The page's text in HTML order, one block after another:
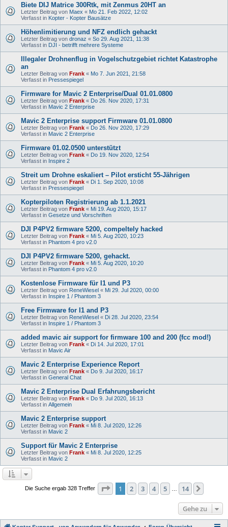
Biete DIJ Matrice 300Rtk, mit Zenmus 20HT an
Letzter Beitrag von Maex « Mo 21. Feb 2022, 12:02
Verfasst in Kopter - Kopter Bausätze
Höhenlimitierung und NFZ endlich gehackt
Letzter Beitrag von dronaz « So 29. Aug 2021, 11:38
Verfasst in DJI - betrifft mehrere Systeme
Illegaler Drohnenflug in Vogelschutzgebiet richtet Katastrophe
an
Letzter Beitrag von Frank « Mo 7. Jun 2021, 21:58
Verfasst in Pressespiegel
Firmware for Mavic 2 Enterprise/Dual 01.01.0800
Letzter Beitrag von Frank « Do 26. Nov 2020, 17:31
Verfasst in Mavic 2 Enterprise
Mavic 2 Enterprise support Firmware 01.01.0800
Letzter Beitrag von Frank « Do 26. Nov 2020, 17:29
Verfasst in Mavic 2 Enterprise
Firmware 01.02.0500 unterstützt
Letzter Beitrag von Frank « Do 19. Nov 2020, 12:54
Verfasst in Inspire 2
Streit um Drohne eskaliert – Pilot ersticht 55-Jährigen
Letzter Beitrag von Frank « Di 1. Sep 2020, 10:08
Verfasst in Pressespiegel
Kopterpiloten Registrierung ab 1.1.2021
Letzter Beitrag von Frank « Mi 19. Aug 2020, 15:17
Verfasst in Gesetze und Vorschriften
DJI P4PV2 firmware 5200, compeltely hacked
Letzter Beitrag von Frank « Mi 5. Aug 2020, 10:23
Verfasst in Phantom 4 pro v2.0
DJI P4PV2 firmware 5200, gehackt.
Letzter Beitrag von Frank « Mi 5. Aug 2020, 10:20
Verfasst in Phantom 4 pro v2.0
Kostenlose Firmware für I1 und P3
Letzter Beitrag von ReneWiesel « Mi 29. Jul 2020, 00:00
Verfasst in Inspire 1 / Phantom 3
Free Firmware for I1 and P3
Letzter Beitrag von ReneWiesel « Di 28. Jul 2020, 23:54
Verfasst in Inspire 1 / Phantom 3
added mavic air support for firmware 100 and 200 (fcc mod!)
Letzter Beitrag von Frank « Di 14. Jul 2020, 17:01
Verfasst in Mavic Air
Mavic 2 Enterprise Experience Report
Letzter Beitrag von Frank « Do 9. Jul 2020, 16:17
Verfasst in General Chat
Mavic 2 Enterprise Dual Erfahrungsbericht
Letzter Beitrag von Frank « Do 9. Jul 2020, 16:13
Verfasst in Allgemein
Mavic 2 Enterprise support
Letzter Beitrag von Frank « Mi 8. Jul 2020, 12:26
Verfasst in Mavic 2
Support für Mavic 2 Enterprise
Letzter Beitrag von Frank « Mi 8. Jul 2020, 12:25
Verfasst in Mavic 2
Die Suche ergab 328 Treffer Seite 1von 14
1 2 3 4 5 14
Gehe zu